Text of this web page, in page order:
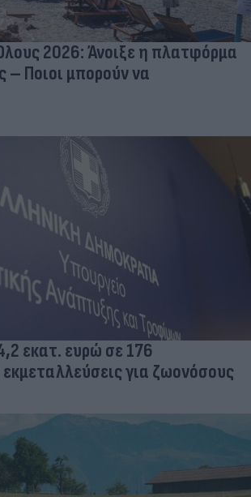
2026: Άνοιξε η πλατφόρμα
– Ποιοι μπορούν να
εκατ. ευρώ σε 176
για ζωονόσους